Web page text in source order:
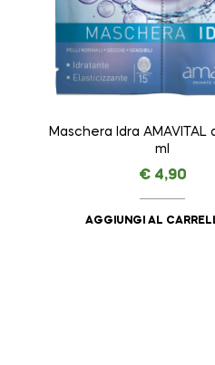
Maschera Idra AMAVITAL
ml
€4,90
AGGIUNGI AL